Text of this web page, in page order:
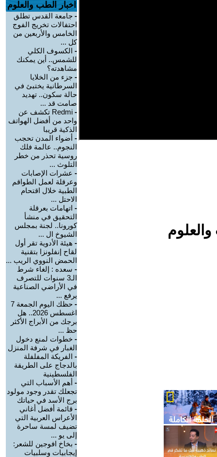
اخبار الطب والعلوم
- جامعة القدس تطلق
احتفالات تخريج الفوج
الخامس والأربعين من
كل ...
- الكسوف الكلي
للشمس.. أين يمكنك
مشاهدته؟
- جزء من الخلايا
السرطانية يختبئ في
حالة سكون.. تهديد
صامت قد ...
-
Redmi تكشف عن
واحد من أفضل الهواتف
الذكية قريبا
- أضواء المدن تحجب
النجوم.. عالمة فلك
روسية تحذر من خطر
التلوث ...
- عشرات الإصابات
وعرقلة لعمل الطواقم
الطبية خلال اقتحام
الاحتل ...
- اتهامات بعرقلة
التحقيق في منشأ
كورونا.. لجنة بمجلس
الشيوخ ال ...
- هيئة الأدوية تقر أول
لقاح إنفلونزا بتقنية
الحمض النووي الريب ...
- سعده : إلغاء شرط
الـ3 سنوات للتصرف
في الأراضي الصناعية
يرفع ...
-
حظك اليوم الجمعة 7
اغسطس 2026.. هل
برجك من الأبراج الأكثر
حظ ...
- خطوات لمنع دخول
الغبار في شرفة المنزل
- الفريكة المفلفلة
بالدجاج على الطريقة
الفلسطينية
- أهم الأسباب التي
تجعلك تقدر وجود مولود
برج الأسد في حياتك
- قائمة أفضل أغاني
الأعراس العربية التي
تضيف لمسة ساحرة
إلى يو ...
- بخاخ افوجين للشعر:
إيجابيات وسلبيات